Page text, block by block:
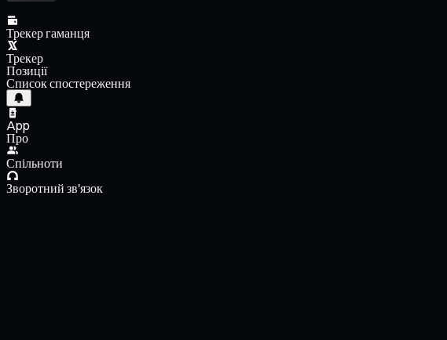
Трекер гаманця
Трекер
Позиції
Список спостереження
App
Про
Спільноти
Зворотний зв'язок